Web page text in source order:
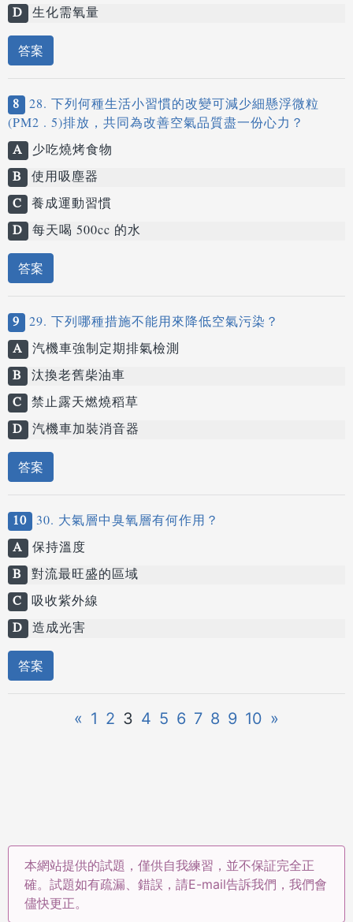
D 生化需氧量
答案
8 28. 下列何種生活小習慣的改變可減少細懸浮微粒
(PM2 . 5)排放，共同為改善空氣品質盡一份心力？
A 少吃燒烤食物
B 使用吸塵器
C 養成運動習慣
D 每天喝 500cc 的水
答案
9 29. 下列哪種措施不能用來降低空氣污染？
A 汽機車強制定期排氣檢測
B 汰換老舊柴油車
C 禁止露天燃燒稻草
D 汽機車加裝消音器
答案
10 30. 大氣層中臭氧層有何作用？
A 保持溫度
B 對流最旺盛的區域
C 吸收紫外線
D 造成光害
答案
« 1 2 3 4 5 6 7 8 9 10 »
本網站提供的試題，僅供自我練習，並不保証完全正
確。試題如有疏漏、錯誤，請E-mail告訴我們，我們會
儘快更正。